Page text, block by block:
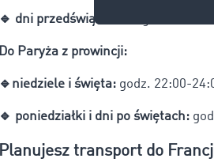
🔹 dni przedświąteczne:
Do Paryża z prowincji:
🔹niedziele i święta: godz. 22:00-
🔹 poniedziałki i dni po świętach:
Planujesz transport do